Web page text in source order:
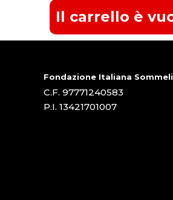
Il carrello è
Fondazione Italiana
C.F. 97771240583
P.I. 13421701007